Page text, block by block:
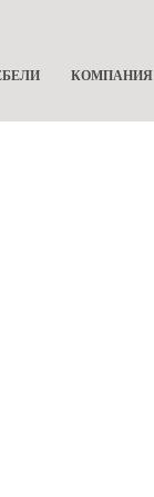
КОМПАНИЯ